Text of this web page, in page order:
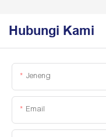
Hubungi Kami
Jeneng
Email